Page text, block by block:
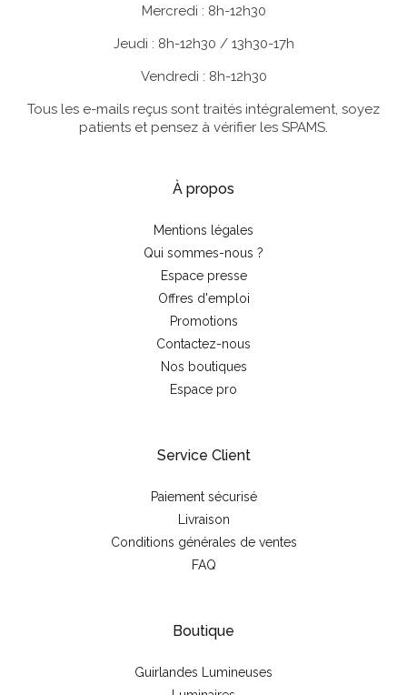
Mercredi : 8h-12h30
Jeudi : 8h-12h30 / 13h30-17h
Vendredi : 8h-12h30
Tous les e-mails reçus sont traités intégralement, soyez
patients et pensez à vérifier les SPAMS.
À propos
Mentions légales
Qui sommes-nous ?
Espace presse
Offres d'emploi
Promotions
Contactez-nous
Nos boutiques
Espace pro
Service Client
Paiement sécurisé
Livraison
Conditions générales de ventes
FAQ
Boutique
Guirlandes Lumineuses